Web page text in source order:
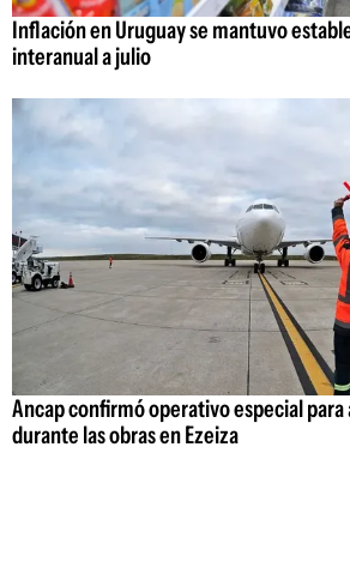
Inflación en Uruguay se mantuvo
interanual a julio
Ancap confirmó operativo especial
durante las obras en Ezeiza